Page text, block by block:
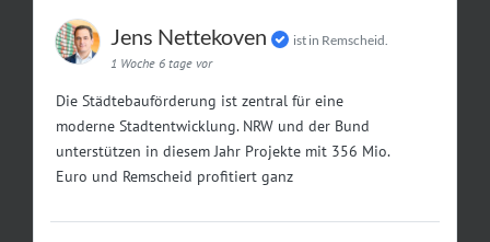
Jens Nettekoven
ist in Remscheid.
1 Woche 6 tage vor
Die Städtebauförderung ist zentral für eine
moderne Stadtentwicklung. NRW und der Bund
unterstützen in diesem Jahr Projekte mit 356 Mio.
Euro und Remscheid profitiert ganz